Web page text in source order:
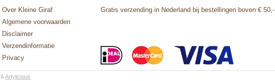
Over Kleine Giraf
Algemene voorwaarden
Disclaimer
Verzendinformatie
Privacy
Gratis verzending in Nederland bij bestellingen boven € 50,-
&Artylicious